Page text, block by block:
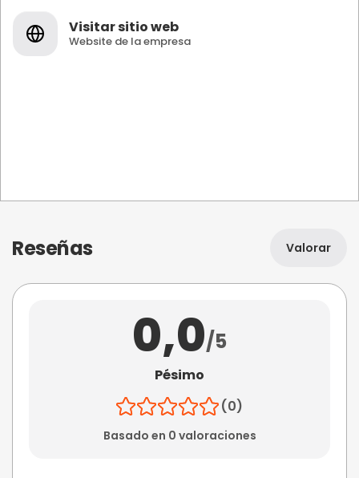
Visitar sitio web
Website de la empresa
Reseñas Valorar
0,0/5
Pésimo
(0)
Basado en 0 valoraciones